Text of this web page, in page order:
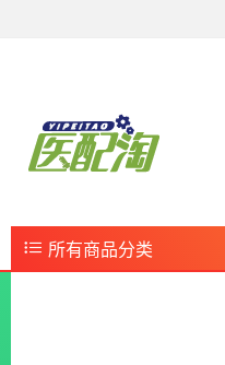
所有商品分类